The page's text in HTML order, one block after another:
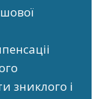
зниклого і